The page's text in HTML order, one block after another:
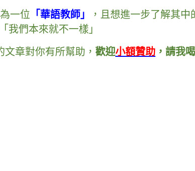
一位 「華語教師」 ， 且想進一步了解其中
文章對你有所幫助 ， 歡迎小額贊助 ， 請我